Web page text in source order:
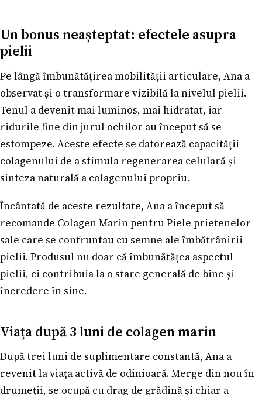
Un bonus neașteptat: efectele asupra
pielii
Pe lângă îmbunătățirea mobilității articulare, Ana a
observat și o transformare vizibilă la nivelul pielii.
Tenul a devenit mai luminos, mai hidratat, iar
ridurile fine din jurul ochilor au început să se
estompeze. Aceste efecte se datorează capacității
colagenului de a stimula regenerarea celulară și
sinteza naturală a colagenului propriu.
Încântată de aceste rezultate, Ana a început să
recomande Colagen Marin pentru Piele prietenelor
sale care se confruntau cu semne ale îmbătrânirii
pielii. Produsul nu doar că îmbunătățea aspectul
pielii, ci contribuia la o stare generală de bine și
încredere în sine.
Viața după 3 luni de colagen marin
După trei luni de suplimentare constantă, Ana a
revenit la viața activă de odinioară. Merge din nou în
drumeții, se ocupă cu drag de grădină și chiar a